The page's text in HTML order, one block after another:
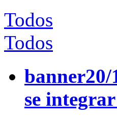
Todos
Todos
banner20/
se